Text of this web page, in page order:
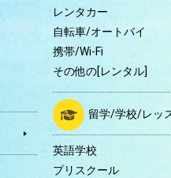
レンタカー
自転車/オートバイ
携帯/Wi-Fi
その他の[レンタル]
留学/学校/レッ
英語学校
プリスクール